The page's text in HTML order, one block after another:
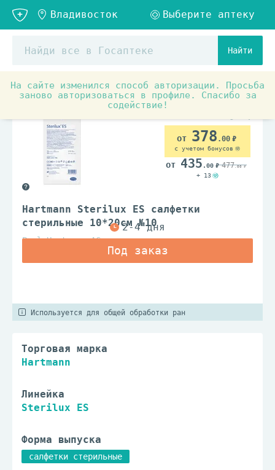
Найти
На сайте изменился способ авторизации. Просьба
заново авторизоваться в профиле. Спасибо за
содействие!
Медицинские товары и ортопедия Материалы для
Hartmann Sterilux ES салфетки
стерильные 10*20см №10
Paul Hartmann AG
378 .00
с учетом бонусов
435 .00 477.00
+ 13
Используется для общей обработки ран
Торговая марка
Hartmann
Линейка
Sterilux ES
Форма выпуска
салфетки стерильные